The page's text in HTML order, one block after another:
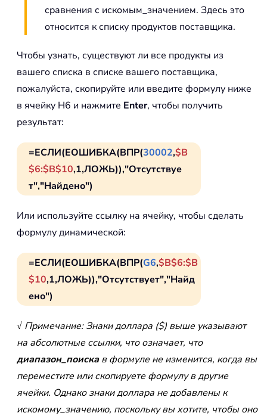
сравнения с искомым_значением. Здесь это
относится к списку продуктов поставщика.
Чтобы узнать, существуют ли все продукты из
вашего списка в списке вашего поставщика,
пожалуйста, скопируйте или введите формулу ниже
в ячейку H6 и нажмите Enter, чтобы получить
результат:
=ЕСЛИ(ЕОШИБКА(ВПР(30002,$B
$6:$B$10,1,ЛОЖЬ)),"Отсутствуе
т","Найдено")
Или используйте ссылку на ячейку, чтобы сделать
формулу динамической:
=ЕСЛИ(ЕОШИБКА(ВПР(G6,$B$6:$B
$10,1,ЛОЖЬ)),"Отсутствует","Найд
ено")
√ Примечание: Знаки доллара ($) выше указывают
на абсолютные ссылки, что означает, что
диапазон_поискав формуле не изменится, когда вы
переместите или скопируете формулу в другие
ячейки. Однако знаки доллара не добавлены к
искомому_значению, поскольку вы хотите, чтобы оно